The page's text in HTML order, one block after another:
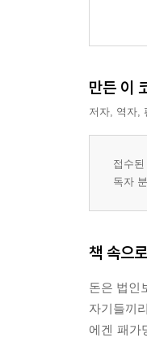
만든 이
저자, 역자,
접수
독자
책 속으로
돈은 법인
자기들끼
에겐 패가